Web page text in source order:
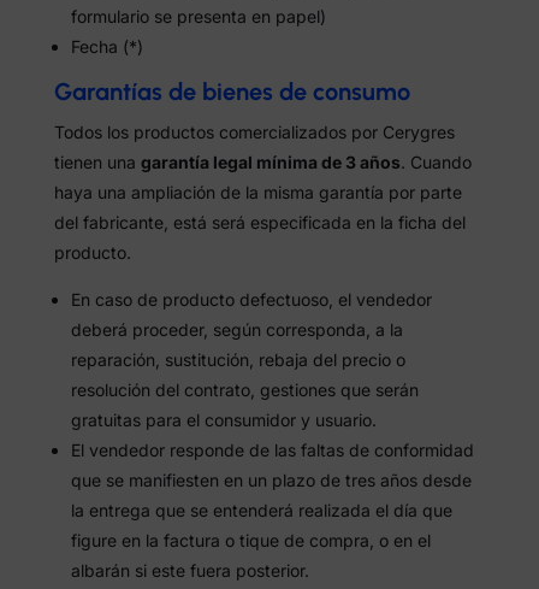
formulario se presenta en papel)
Fecha (*)
Garantías de bienes de consumo
Todos los productos comercializados por Cerygres
tienen una garantía legal mínima de 3 años. Cuando
haya una ampliación de la misma garantía por parte
del fabricante, está será especificada en la ficha del
producto.
En caso de producto defectuoso, el vendedor
deberá proceder, según corresponda, a la
reparación, sustitución, rebaja del precio o
resolución del contrato, gestiones que serán
gratuitas para el consumidor y usuario.
El vendedor responde de las faltas de conformidad
que se manifiesten en un plazo de tres años desde
la entrega que se entenderá realizada el día que
figure en la factura o tique de compra, o en el
albarán si este fuera posterior.